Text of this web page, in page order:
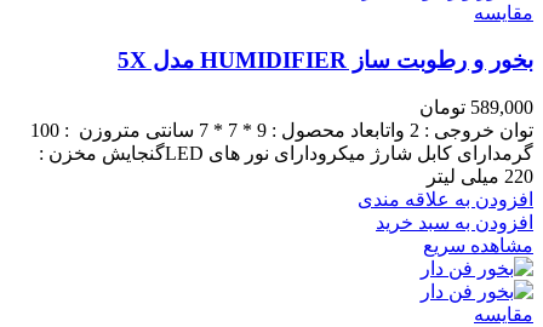
مقایسه
بخور و رطوبت ساز HUMIDIFIER مدل 5X
589,000 تومان
توان خروجی : 2 واتابعاد محصول : 9 * 7 * 7 سانتی متروزن : 100
گرمدارای کابل شارژ میکرودارای نور های LEDگنجایش مخزن :
220 میلی لیتر
افزودن به علاقه مندی
افزودن به سبد خرید
مشاهده سریع
مقایسه